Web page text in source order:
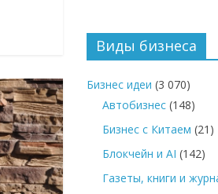
Виды бизнеса
Бизнес идеи (3 070)
Автобизнес (148)
Бизнес с Китаем (21)
Блокчейн и AI (142)
Газеты, книги и